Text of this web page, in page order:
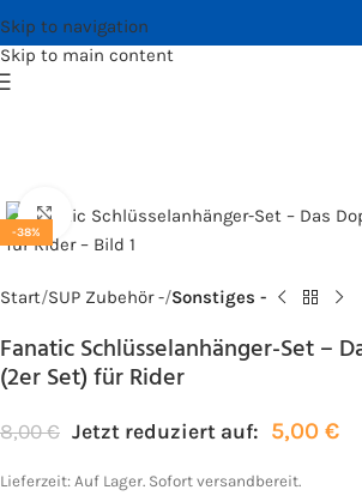
Skip to navigation
Skip to main content
-38%
Bild vergrößern
Start SUP Zubehör - Sonstiges -
Fanatic Schlüsselanhänger-Set –
(2er Set) für Rider
8,00€ Jetzt reduziert auf: 5,00 €
Lieferzeit: Auf Lager. Sofort versandbereit.